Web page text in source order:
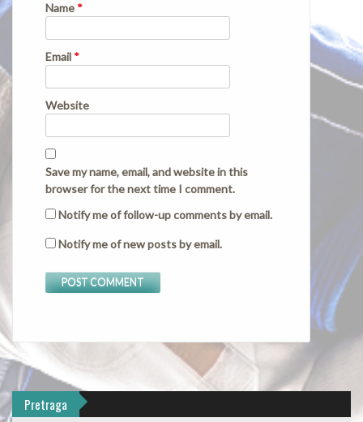
Name *
Email *
Website
Save my name, email, and website in this
browser for the next time I comment.
Notify me of follow-up comments by email.
Notify me of new posts by email.
Pretraga